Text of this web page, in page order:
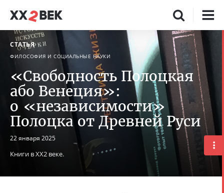
СТАТЬЯ
ФИЛОСОФИЯ И СОЦИАЛЬНЫЕ НАУКИ
«Свободность Полоцкая
або Венеция»:
о «независимости»
Полоцка от Древней Руси
22 января 2025
Книги в ХХ2 веке.